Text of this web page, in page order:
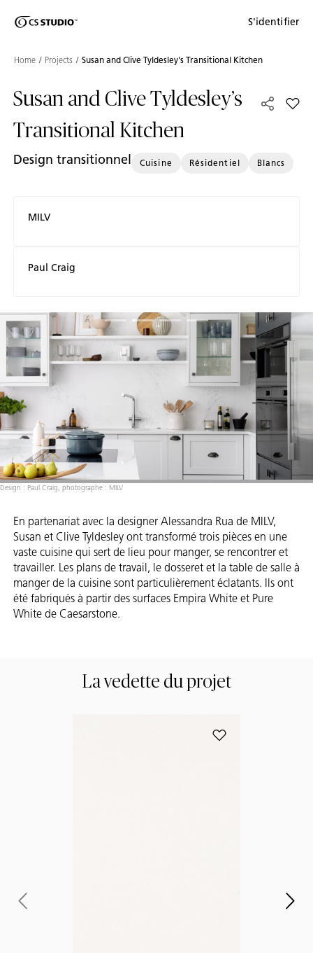
by Nature
Collection
S'identifier
Home Projects Susan and Clive Tyldesley's Transitional Kitchen
Susan and Clive Tyldesley’s
Transitional Kitchen
Add
Design transitionnel Cuisine Résidentiel Blancs
MILV
Paul Craig
Design : Paul Craig, photographe : MILV
En partenariat avec la designer Alessandra Rua de MILV,
Susan et Clive Tyldesley ont transformé trois pièces en une
vaste cuisine qui sert de lieu pour manger, se rencontrer et
travailler. Les plans de travail, le dosseret et la table de salle à
manger de la cuisine sont particulièrement éclatants. Ils ont
été fabriqués à partir des surfaces Empira White et Pure
White de Caesarstone.
La vedette du projet
Add 1141 Pure